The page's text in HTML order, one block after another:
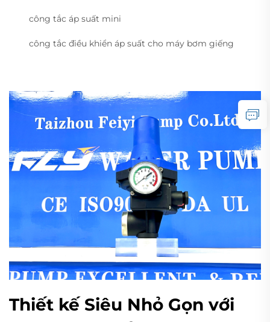
công tắc áp suất mini
công tắc điều khiển áp suất cho máy bơm giếng
Thiết kế Siêu Nhỏ Gọn với